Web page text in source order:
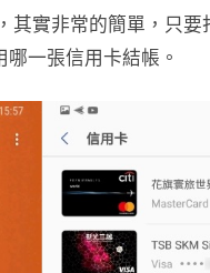
其實非常的簡單，只
一張信用卡結帳。